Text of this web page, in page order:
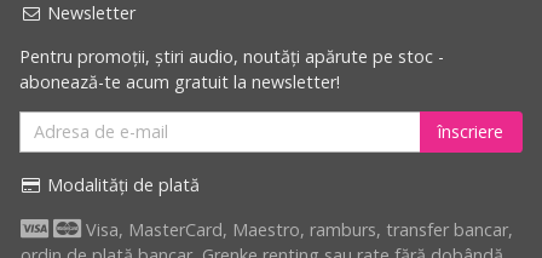
Newsletter
Pentru promoții, știri audio, noutăți apărute pe stoc -
abonează-te acum gratuit la newsletter!
înscriere
Modalități de plată
Visa, MasterCard, Maestro, ramburs, transfer bancar,